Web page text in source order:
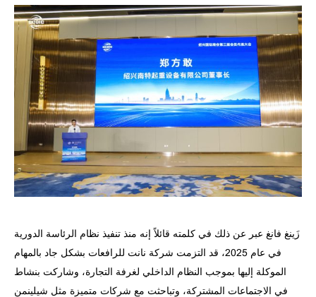
زَينغ فانغ عبر عن ذلك في كلمته قائلاً إنه منذ تنفيذ نظام الرئاسة الدورية
في عام 2025، قد التزمت شركة نانت للرافعات بشكل جاد بالمهام
الموكلة إليها بموجب النظام الداخلي لغرفة التجارة، وشاركت بنشاط
في الاجتماعات المشتركة، وتباحثت مع شركات متميزة مثل شيلينمن